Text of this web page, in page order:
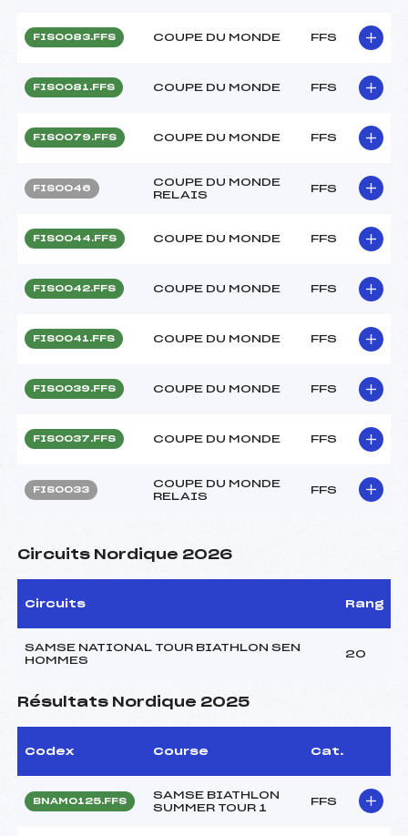
FIS0083.FFS COUPE DU MONDE FFS
FIS0081.FFS COUPE DU MONDE FFS
FIS0079.FFS COUPE DU MONDE FFS
FIS0046
COUPE DU MONDE
RELAIS
FFS
FIS0044.FFS COUPE DU MONDE FFS
FIS0042.FFS COUPE DU MONDE FFS
FIS0041.FFS COUPE DU MONDE FFS
FIS0039.FFS COUPE DU MONDE FFS
FIS0037.FFS COUPE DU MONDE FFS
FIS0033
COUPE DU MONDE
RELAIS
FFS
Circuits Nordique 2026
Circuits Rang
SAMSE NATIONAL TOUR BIATHLON SEN
HOMMES
20
Résultats Nordique 2025
Codex Course Cat.
BNAM0125.FFS
SAMSE BIATHLON
SUMMER TOUR 1
FFS